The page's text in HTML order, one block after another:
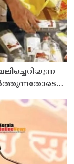
തലതിരിഞ്ഞ